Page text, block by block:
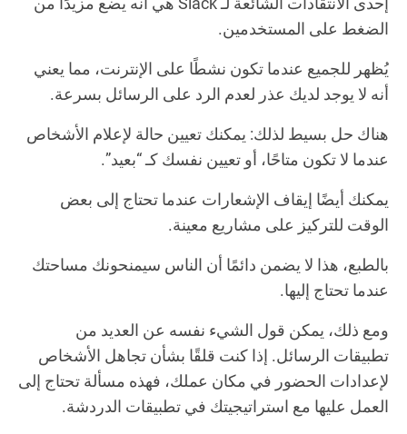
الضغط على المستخدمين.
يُظهر للجميع عندما تكون نشطًا على الإنترنت، مما يعني
أنه لا يوجد لديك عذر لعدم الرد على الرسائل بسرعة.
هناك حل بسيط لذلك: يمكنك تعيين حالة لإعلام الأشخاص
عندما لا تكون متاحًا، أو تعيين نفسك كـ “بعيد”.
يمكنك أيضًا إيقاف الإشعارات عندما تحتاج إلى بعض
الوقت للتركيز على مشاريع معينة.
بالطبع، هذا لا يضمن دائمًا أن الناس سيمنحونك مساحتك
عندما تحتاج إليها.
ومع ذلك، يمكن قول الشيء نفسه عن العديد من
تطبيقات الرسائل. إذا كنت قلقًا بشأن تجاهل الأشخاص
لإعدادات الحضور في مكان عملك، فهذه مسألة تحتاج إلى
العمل عليها مع استراتيجيتك في تطبيقات الدردشة.